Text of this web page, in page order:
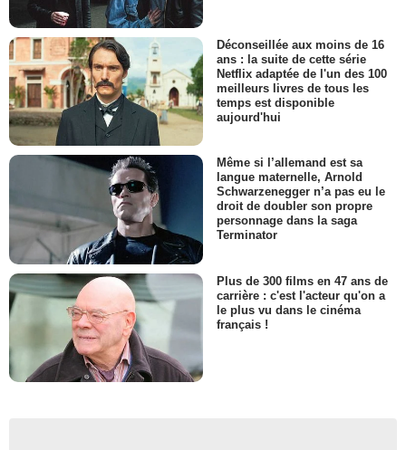
Déconseillée aux moins de 16
ans : la suite de cette série
Netflix adaptée de l'un des 100
meilleurs livres de tous les
temps est disponible
aujourd'hui
Même si l’allemand est sa
langue maternelle, Arnold
Schwarzenegger n’a pas eu le
droit de doubler son propre
personnage dans la saga
Terminator
Plus de 300 films en 47 ans de
carrière : c'est l'acteur qu'on a
le plus vu dans le cinéma
français !